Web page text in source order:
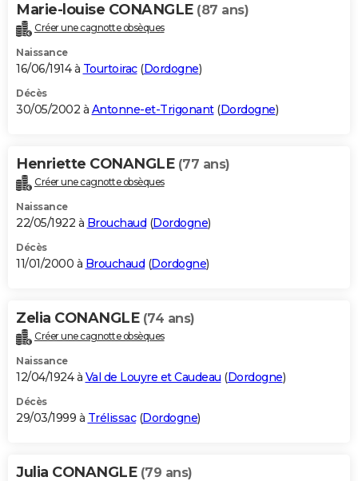
Marie-louise CONANGLE (87 ans)
Créer une cagnotte obsèques
Naissance
16/06/1914 à Tourtoirac(Dordogne)
Décès
30/05/2002 à Antonne-et-Trigonant(Dordogne)
Henriette CONANGLE (77 ans)
Créer une cagnotte obsèques
Naissance
22/05/1922 à Brouchaud (Dordogne)
Décès
11/01/2000 à Brouchaud (Dordogne)
Zelia CONANGLE (74 ans)
Créer une cagnotte obsèques
Naissance
12/04/1924 à Val de Louyre et Caudeau (Dordogne)
Décès
29/03/1999 à Trélissac(Dordogne)
Julia CONANGLE (79 ans)